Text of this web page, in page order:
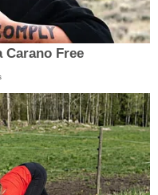
Carano Free